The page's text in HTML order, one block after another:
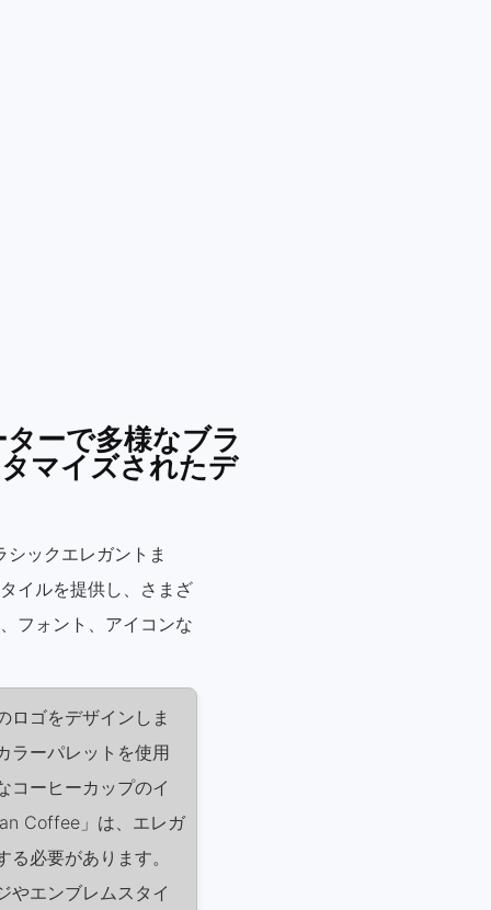
ーで多様なブラ
マイズされたデ
ックエレガントま
イルを提供し、さまざ
フォント、アイコンな
ロゴをデザインしま
ラーパレットを使用
コーヒーカップのイ
Coffee」は、エレガ
必要があります。
やエンブレムスタイ